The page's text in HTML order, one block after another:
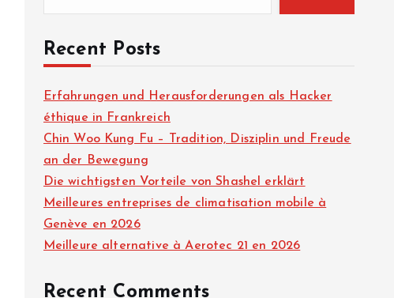
Recent Posts
Erfahrungen und Herausforderungen als Hacker
éthique in Frankreich
Chin Woo Kung Fu – Tradition, Disziplin und Freude
an der Bewegung
Die wichtigsten Vorteile von Shashel erklärt
Meilleures entreprises de climatisation mobile à
Genève en 2026
Meilleure alternative à Aerotec 21 en 2026
Recent Comments